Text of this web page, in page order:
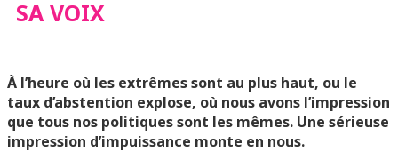
SA VOIX
À l’heure où les extrêmes sont au plus haut, ou le
taux d’abstention explose, où nous avons l’impression
que tous nos politiques sont les mêmes. Une sérieuse
impression d’impuissance monte en nous.